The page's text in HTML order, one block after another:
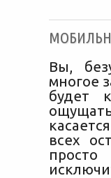
Вы,
многое
будет
всех